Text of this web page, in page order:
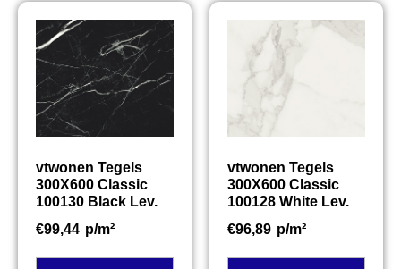
vtwonen Tegels
300X600 Classic
100130 Black Lev.
€99,44 p/m²
vtwonen Tegels
300X600 Classic
100128 White Lev.
€96,89 p/m²